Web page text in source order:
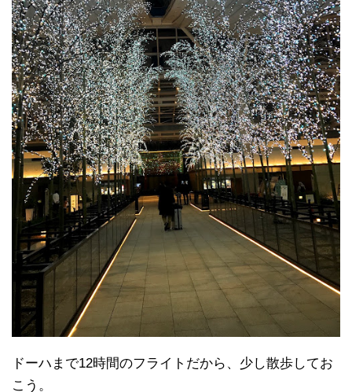
ドーハまで12時間のフライトだから、少し散歩してお
こう。